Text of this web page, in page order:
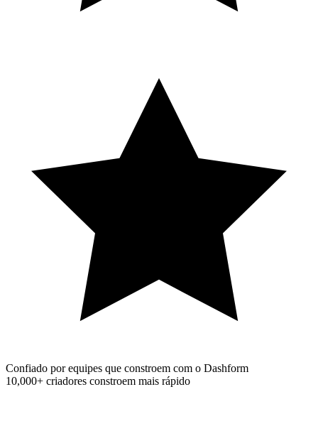
Confiado por equipes que constroem com o Dashform
10,000+ criadores constroem mais rápido